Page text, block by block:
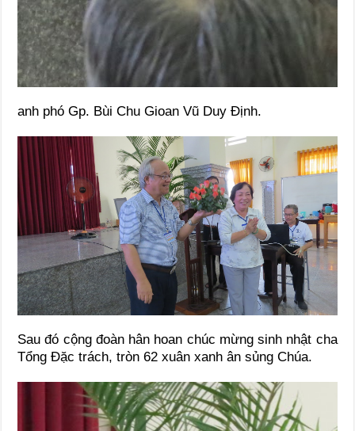
anh phó Gp. Bùi Chu Gioan Vũ Duy Định.
Sau đó cộng đoàn hân hoan chúc mừng sinh nhật cha
Tổng Đặc trách, tròn 62 xuân xanh ân sủng Chúa.